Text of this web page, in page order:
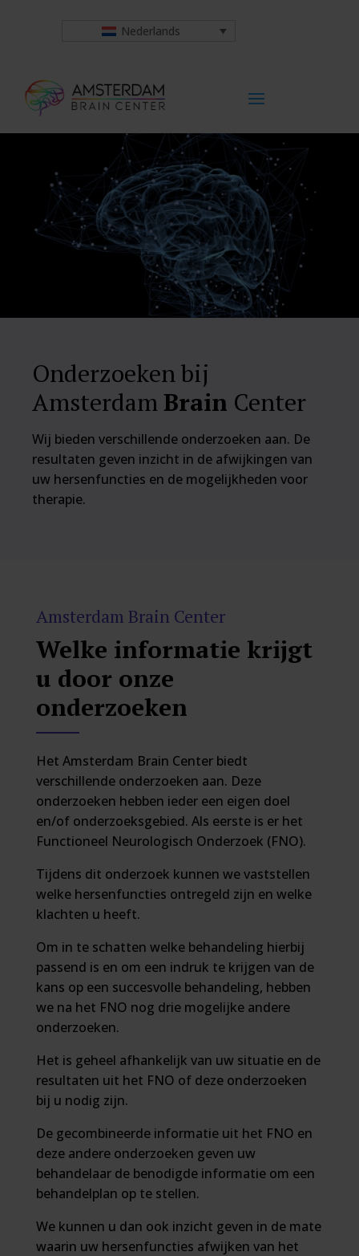
Nederlands
Onderzoeken bij
AmsterdamBrain Center
Wij bieden verschillende onderzoeken aan. De
resultaten geven inzicht in de afwijkingen van
uw hersenfuncties en de mogelijkheden voor
therapie.
Amsterdam Brain Center
Welke informatie krijgt
u door onze
onderzoeken
Het Amsterdam Brain Center biedt
verschillende onderzoeken aan. Deze
onderzoeken hebben ieder een eigen doel
en/of onderzoeksgebied. Als eerste is er het
Functioneel Neurologisch Onderzoek (FNO).
Tijdens dit onderzoek kunnen we vaststellen
welke hersenfuncties ontregeld zijn en welke
klachten u heeft.
Om in te schatten welke behandeling hierbij
passend is en om een indruk te krijgen van de
kans op een succesvolle behandeling, hebben
we na het FNO nog drie mogelijke andere
onderzoeken.
Het is geheel afhankelijk van uw situatie en de
resultaten uit het FNO of deze onderzoeken
bij u nodig zijn.
De gecombineerde informatie uit het FNO en
deze andere onderzoeken geven uw
behandelaar de benodigde informatie om een
behandelplan op te stellen.
We kunnen u dan ook inzicht geven in de mate
waarin uw hersenfuncties afwijken van het